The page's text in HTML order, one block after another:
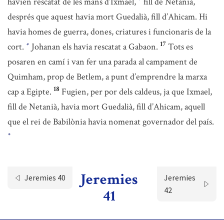
després que aquest havia mort Guedalià, fill d’Ahicam. Hi
havia homes de guerra, dones, criatures i funcionaris de la
cort. * Johanan els havia rescatat a Gabaon. 17 Tots es
posaren en camí i van fer una parada al campament de
Quimham, prop de Betlem, a punt d’emprendre la marxa
cap a Egipte. 18 Fugien, per por dels caldeus, ja que Ixmael,
fill de Netanià, havia mort Guedalià, fill d’Ahicam, aquell
que el rei de Babilònia havia nomenat governador del país.
*
Jeremies 40
Jeremies
41
Jeremies
42